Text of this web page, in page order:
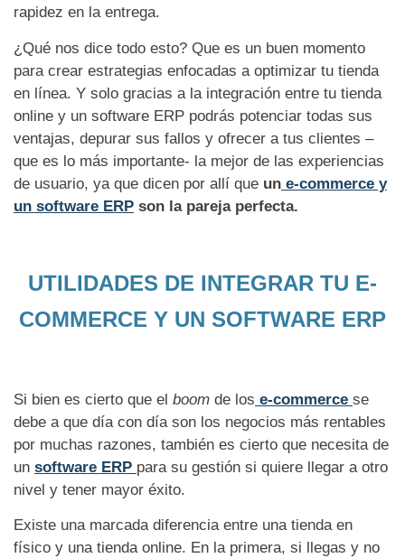
rapidez en la entrega.
¿Qué nos dice todo esto? Que es un buen momento
para crear estrategias enfocadas a optimizar tu tienda
en línea. Y solo gracias a la integración entre tu tienda
online y un software ERP podrás potenciar todas sus
ventajas, depurar sus fallos y ofrecer a tus clientes –
que es lo más importante- la mejor de las experiencias
de usuario, ya que dicen por allí que un e-commerce y
un software ERP son la pareja perfecta.
UTILIDADES DE INTEGRAR TU E-
COMMERCE Y UN SOFTWARE ERP
Si bien es cierto que el boom de los e-commerce se
debe a que día con día son los negocios más rentables
por muchas razones, también es cierto que necesita de
un software ERP para su gestión si quiere llegar a otro
nivel y tener mayor éxito.
Existe una marcada diferencia entre una tienda en
físico y una tienda online. En la primera, si llegas y no